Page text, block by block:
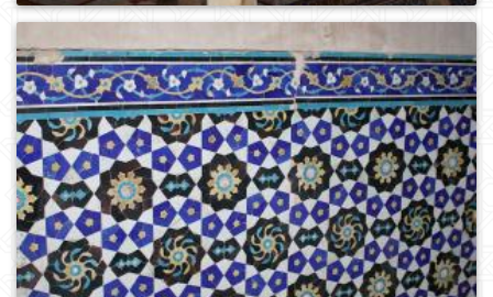
0 186